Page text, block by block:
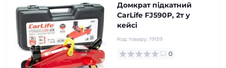
Домкрат підкатний
CarLife FJ590P, 2т у
кейсі
Код товару: 19159
0